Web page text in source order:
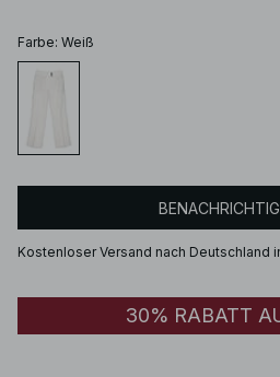
Farbe: Weiß
Kostenloser Versand nach Deutschland
30% RABATT